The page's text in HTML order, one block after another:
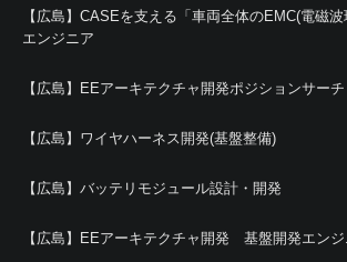
【広島】CASEを支える「車両全体のEMC(電磁
エンジニア
【広島】EEアーキテクチャ開発ポジションサーチ
【広島】ワイヤハーネス開発(基盤整備)
【広島】バッテリモジュール設計・開発
【広島】EEアーキテクチャ開発 基盤開発エンジ